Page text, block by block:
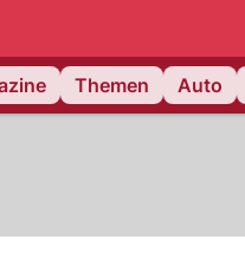
Themen Auto